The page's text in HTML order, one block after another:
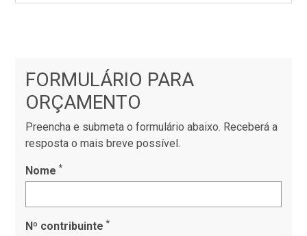
FORMULÁRIO PARA
ORÇAMENTO
Preencha e submeta o formulário abaixo. Receberá a
resposta o mais breve possível.
Nome*
Nº contribuinte*